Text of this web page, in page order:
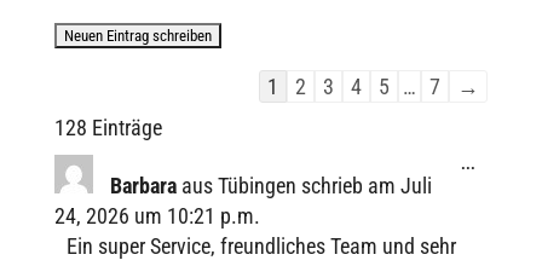
Navi­
der
Gäste­
buch­
1 2 3 4 5 … 7
→
128 Einträge
Barbara aus Tübingen schrieb am Juli
24, 2026 um 10:21 p.m.
Ein super Service, freund­li­ches Team und sehr
...